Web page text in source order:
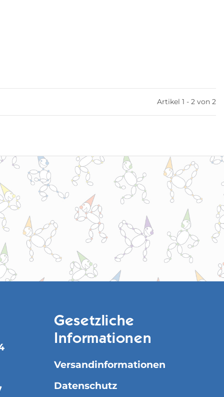
Artikel 1 - 2 von 2
Gesetzliche
Informationen
Versandinformationen
Datenschutz